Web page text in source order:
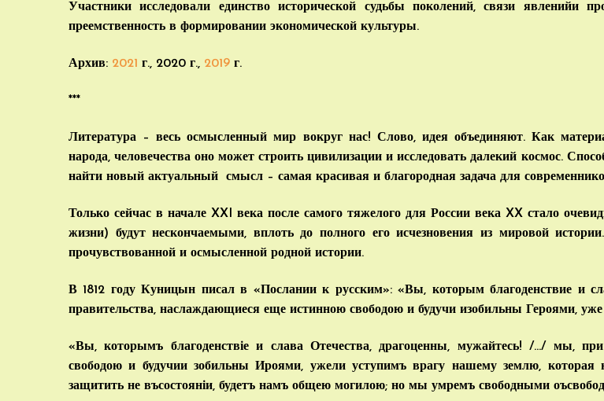
Участники исследовали единство исторической судьбы поколений, связи явленийи
преемственность в формировании экономической культуры.
Архив: 2021 г., 2020 г., 2019 г.
***
Литература – весь осмысленный мир вокруг нас! Слово, идея объединяют. Как
народа, человечества оно может строить цивилизации и исследовать далекий космос.
найти новый актуальный смысл – самая красивая и благородная задача для
Только сейчас в начале XXI века после самого тяжелого для России века XX стало
жизни) будут нескончаемыми, вплоть до полного его исчезновения из мировой
прочувствованной и осмысленной родной истории.
В 1812 году Куницын писал в «Послании к русским»: «Вы, которым благоденствие и
правительства, наслаждающиеся еще истинною свободою и будучи изобильны Героями,
«Вы, которымъ благоденствіе и слава Отечества, драгоценны, мужайтесь! /…/ мы,
свободою и будучии зобильны Ироями, ужели уступимъ врагу нашему землю,
защитить не въсостояніи, будетъ намъ общею могилою; но мы умремъ свободными